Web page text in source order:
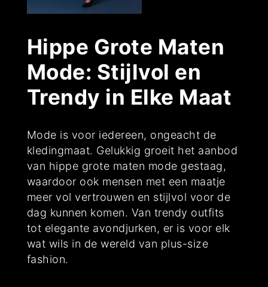
Hippe Grote Maten
Mode: Stijlvol en
Trendy in Elke Maat
Mode is voor iedereen, ongeacht de
kledingmaat. Gelukkig groeit het aanbod
van hippe grote maten mode gestaag,
waardoor ook mensen met een maatje
meer vol vertrouwen en stijlvol voor de
dag kunnen komen. Van trendy outfits
tot elegante avondjurken, er is voor elk
wat wils in de wereld van plus-size
fashion.